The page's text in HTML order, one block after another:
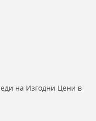
на Изгодни Цени в